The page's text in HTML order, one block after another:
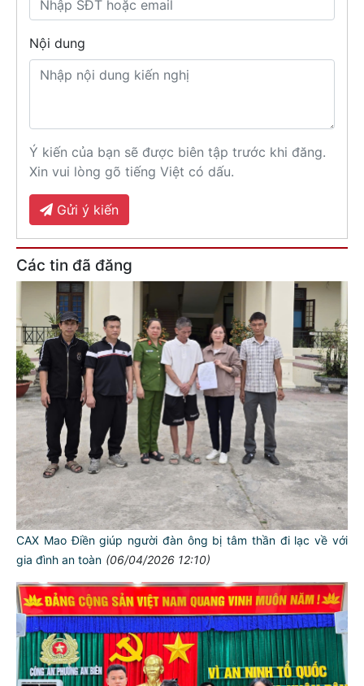
Nội dung
Ý kiến của bạn sẽ được biên tập trước khi đăng.
Xin vui lòng gõ tiếng Việt có dấu.
Gửi ý kiến
Các tin đã đăng
CAX Mao Điền giúp người đàn ông bị tâm thần đi lạc về với
gia đình an toàn (06/04/2026 12:10)